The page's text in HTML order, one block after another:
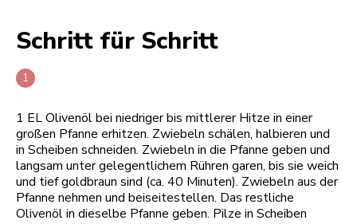
Schritt für Schritt
1 EL Olivenöl bei niedriger bis mittlerer Hitze in einer
großen Pfanne erhitzen. Zwiebeln schälen, halbieren und
in Scheiben schneiden. Zwiebeln in die Pfanne geben und
langsam unter gelegentlichem Rühren garen, bis sie weich
und tief goldbraun sind (ca. 40 Minuten). Zwiebeln aus der
Pfanne nehmen und beiseitestellen. Das restliche
Olivenöl in dieselbe Pfanne geben. Pilze in Scheiben